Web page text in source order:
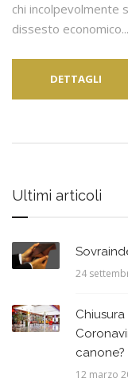
chi incolpevolmente
dissesto
DETTAGLI
Ultimi articoli
24
canone?
12 marzo